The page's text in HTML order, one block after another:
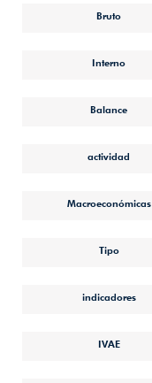
Bruto
Interno
Balance
actividad
Macroeconómicas
Tipo
indicadores
IVAE